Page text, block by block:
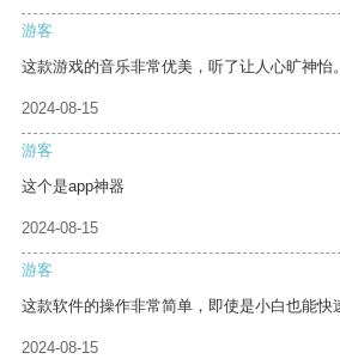
游客
这款游戏的音乐非常优美，听了让人心旷神怡。
2024-08-15
游客
这个是app神器
2024-08-15
游客
这款软件的操作非常简单，即使是小白也能快
2024-08-15